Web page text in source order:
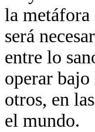
la
será
entre lo
operar
otros, en
el mundo.